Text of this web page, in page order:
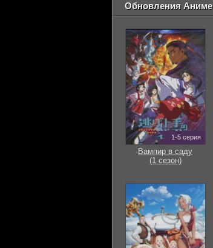
Обновления Аниме
1-5 серия
Вампир в саду
(1 сезон)